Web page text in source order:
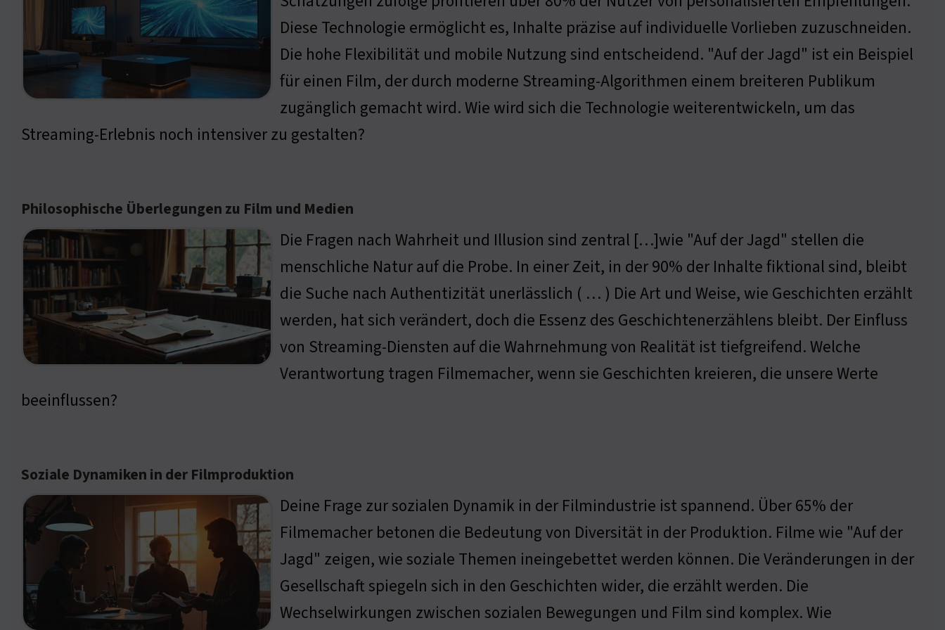
Diese Technologie ermöglicht es, Inhalte präzise auf individuelle Vorlieben zuzuschneiden.
Die hohe Flexibilität und mobile Nutzung sind entscheidend. "Auf der Jagd" ist ein Beispiel
für einen Film, der durch moderne Streaming-Algorithmen einem breiteren Publikum
zugänglich gemacht wird. Wie wird sich die Technologie weiterentwickeln, um das
Streaming-Erlebnis noch intensiver zu gestalten?
Philosophische Überlegungen zu Film und Medien
Die Fragen nach Wahrheit und Illusion sind zentral […]wie "Auf der Jagd" stellen die
menschliche Natur auf die Probe. In einer Zeit, in der 90% der Inhalte fiktional sind, bleibt
die Suche nach Authentizität unerlässlich ( … ) Die Art und Weise, wie Geschichten erzählt
werden, hat sich verändert, doch die Essenz des Geschichtenerzählens bleibt. Der Einfluss
von Streaming-Diensten auf die Wahrnehmung von Realität ist tiefgreifend. Welche
Verantwortung tragen Filmemacher, wenn sie Geschichten kreieren, die unsere Werte
beeinflussen?
Soziale Dynamiken in der Filmproduktion
Deine Frage zur sozialen Dynamik in der Filmindustrie ist spannend. Über 65% der
Filmemacher betonen die Bedeutung von Diversität in der Produktion. Filme wie "Auf der
Jagd" zeigen, wie soziale Themen ineingebettet werden können. Die Veränderungen in der
Gesellschaft spiegeln sich in den Geschichten wider, die erzählt werden. Die
Wechselwirkungen zwischen sozialen Bewegungen und Film sind komplex. Wie